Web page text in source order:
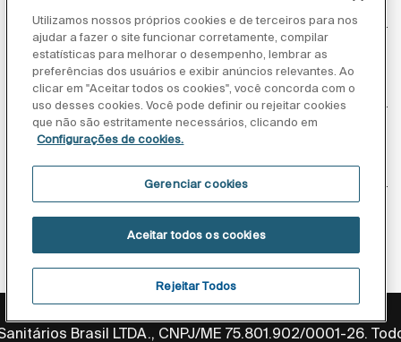
Atendimento ao cliente
Sobre nós
Inspiração
Siga-nos
Brasil LTDA., CNPJ/ME 75.801.902/0001-26.
Utilizamos nossos próprios cookies e de terceiros para nos
ajudar a fazer o site funcionar corretamente, compilar
estatísticas para melhorar o desempenho, lembrar as
preferências dos usuários e exibir anúncios relevantes. Ao
clicar em "Aceitar todos os cookies", você concorda com o
uso desses cookies. Você pode definir ou rejeitar cookies
que não são estritamente necessários, clicando em
Configurações de cookies.
Gerenciar cookies
Rejeitar Todos
Aceitar todos os cookies